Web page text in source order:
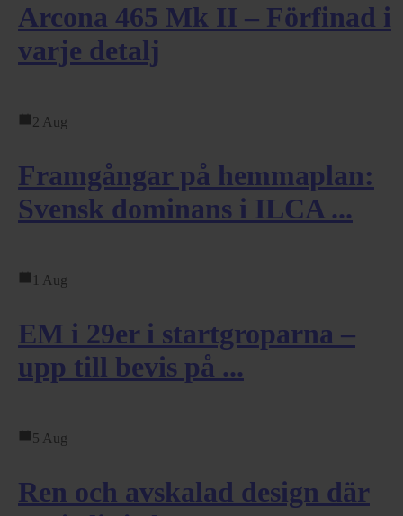
Arcona 465 Mk II – Förfinad i
varje detalj
2 Aug
Framgångar på hemmaplan:
Svensk dominans i ILCA ...
1 Aug
EM i 29er i startgroparna –
upp till bevis på ...
5 Aug
Ren och avskalad design där